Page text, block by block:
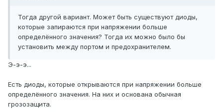
Тогда другой вариант. Может быть существуют диоды,
которые запираются при напряжении больше
определённого значения? Тогда их можно было бы
установить между портом и предохранителем.
Э-э-э...
Есть диоды, которые открываются при напряжении больше
определённого значения. На них и основана обычная
грозозащита.